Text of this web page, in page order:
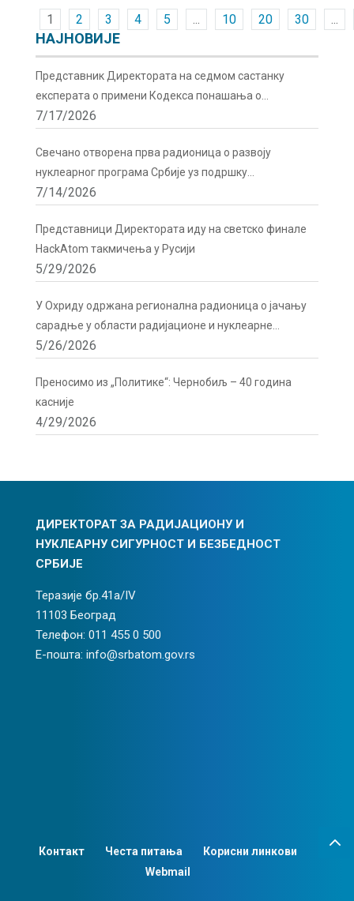
1 2 3 4 5 ... 10 20 30 ...
НАЈНОВИЈЕ
Представник Директората на седмом састанку
експерата о примени Кодекса понашања о
сигурности и безбедности радиоактивних извора у
7/17/2026
Свечано отворена прва радионица о развоју
нуклеарног програма Србије уз подршку
Директората
7/14/2026
Представници Директората иду на светско финале
HackAtom такмичења у Русији
5/29/2026
У Охриду одржана регионална радионица о јачању
сарадње у области радијационе и нуклеарне
сигурности
5/26/2026
Преносимо из „Политике“: Чернобиљ – 40 година
касније
4/29/2026
ДИРЕКТОРАТ ЗА РАДИЈАЦИОНУ И
НУКЛЕАРНУ СИГУРНОСТ И БЕЗБЕДНОСТ
СРБИЈЕ
Теразије бр.41а/IV
11103 Београд
Телефон: 011 455 0 500
Е-пошта: info@srbatom.gov.rs
Контакт Честа питања
Корисни линкови
Webmail